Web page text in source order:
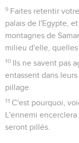
9 Faites retentir
palais de l'Egypte,
montagnes de
milieu d'elle,
10 Ils ne savent pas
entassent dans
pillage.
11 C'est pourquoi,
L'ennemi
seront pillés.